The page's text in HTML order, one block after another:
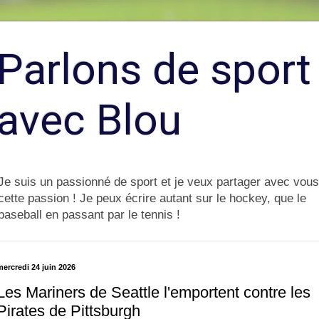
de sport
Blou
suis un passionné de sport et je veux partager avec vous
passion ! Je peux écrire autant sur le hockey, que le
en passant par le tennis !
24 juin 2026
Mariners de Seattle l'emportent contre les
de Pittsburgh